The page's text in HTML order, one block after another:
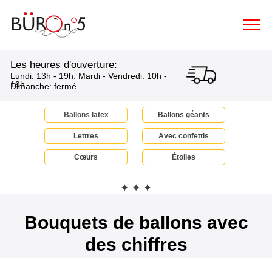
19h.
Dimanche: fermé
Étoiles
Ballons latex Ballons géants
Avec confettis
Сœurs
Lettres
Bouquets de ballons avec
des chiffres